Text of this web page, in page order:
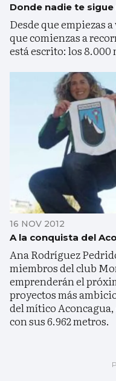
Donde nadie te
Desde que empiezas
que comienzas a
está escrito: los 8.000
16 NOV 2012
A la conquista del
Ana Rodríguez
miembros del club
emprenderán el
proyectos más
del mítico
con sus 6.962 metros.